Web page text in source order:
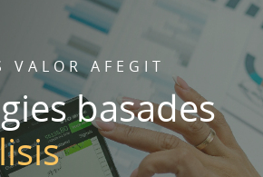
VALOR AFEGIT
basades